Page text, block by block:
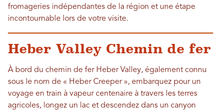
fromageries indépendantes de la région et une étape
incontournable lors de votre visite.
Heber Valley Chemin de fer
À bord du chemin de fer Heber Valley, également connu
sous le nom de « Heber Creeper », embarquez pour un
voyage en train à vapeur centenaire à travers les terres
agricoles, longez un lac et descendez dans un canyon